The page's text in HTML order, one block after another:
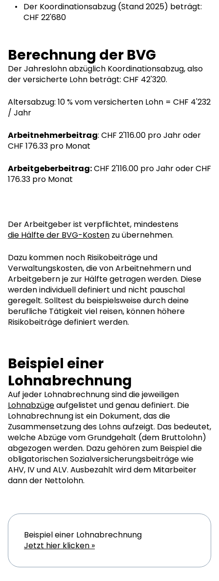
Der Koordinationsabzug (Stand 2025) beträgt:
CHF 22'680
Berechnung der BVG
Der Jahreslohn abzüglich Koordinationsabzug, also
der versicherte Lohn beträgt: CHF 42'320.
Altersabzug: 10 % vom versicherten Lohn = CHF 4'232
/ Jahr
Arbeitnehmerbeitrag: CHF 2'116.00 pro Jahr oder
CHF 176.33 pro Monat
Arbeitgeberbeitrag:CHF 2'116.00 pro Jahr oder CHF
176.33 pro Monat
Der Arbeitgeber ist verpflichtet, mindestens
die Hälfte der BVG-Kosten zu übernehmen.
Dazu kommen noch Risikobeiträge und
Verwaltungskosten, die von Arbeitnehmern und
Arbeitgebern je zur Hälfte getragen werden. Diese
werden individuell definiert und nicht pauschal
geregelt. Solltest du beispielsweise durch deine
berufliche Tätigkeit viel reisen, können höhere
Risikobeiträge definiert werden.
Beispiel einer
Lohnabrechnung
Auf jeder Lohnabrechnung sind die jeweiligen
Lohnabzügeaufgelistet und genau definiert. Die
Lohnabrechnung ist ein Dokument, das die
Zusammensetzung des Lohns aufzeigt. Das bedeutet,
welche Abzüge vom Grundgehalt (dem Bruttolohn)
abgezogen werden. Dazu gehören zum Beispiel die
obligatorischen Sozialversicherungsbeiträge wie
AHV, IV und ALV. Ausbezahlt wird dem Mitarbeiter
dann der Nettolohn.
Beispiel einer Lohnabrechnung
Jetzt hier klicken »